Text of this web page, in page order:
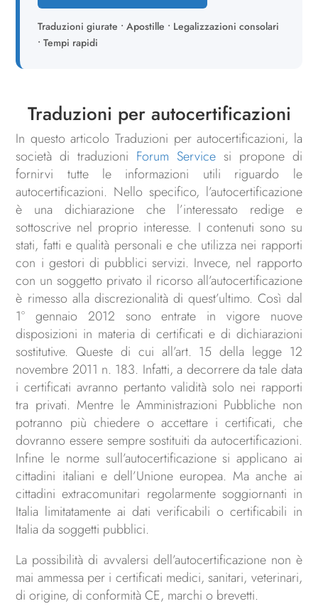
Traduzioni giurate • Apostille • Legalizzazioni consolari
• Tempi rapidi
Traduzioni per autocertificazioni
In questo articolo Traduzioni per autocertificazioni, la
società di traduzioni Forum Servicesi propone di
fornirvi tutte le informazioni utili riguardo le
autocertificazioni. Nello specifico, l’autocertificazione
è una dichiarazione che l’interessato redige e
sottoscrive nel proprio interesse. I contenuti sono su
stati, fatti e qualità personali e che utilizza nei rapporti
con i gestori di pubblici servizi. Invece, nel rapporto
con un soggetto privato il ricorso all’autocertificazione
è rimesso alla discrezionalità di quest’ultimo. Così dal
1° gennaio 2012 sono entrate in vigore nuove
disposizioni in materia di certificati e di dichiarazioni
sostitutive. Queste di cui all’art. 15 della legge 12
novembre 2011 n. 183. Infatti, a decorrere da tale data
i certificati avranno pertanto validità solo nei rapporti
tra privati. Mentre le Amministrazioni Pubbliche non
potranno più chiedere o accettare i certificati, che
dovranno essere sempre sostituiti da autocertificazioni.
Infine le norme sull’autocertificazione si applicano ai
cittadini italiani e dell’Unione europea. Ma anche ai
cittadini extracomunitari regolarmente soggiornanti in
Italia limitatamente ai dati verificabili o certificabili in
Italia da soggetti pubblici.
La possibilità di avvalersi dell’autocertificazione non è
mai ammessa per i certificati medici, sanitari, veterinari,
di origine, di conformità CE, marchi o brevetti.